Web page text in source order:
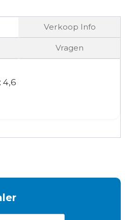
Verkoop Info
Vragen
4,6